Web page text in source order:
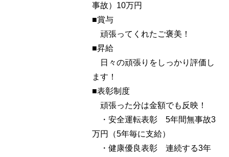
事故）10万円
■賞与
頑張ってくれたご褒美！
■昇給
日々の頑張りをしっかり評価し
ます！
■表彰制度
頑張った分は金額でも反映！
・安全運転表彰 5年間無事故3
万円（5年毎に支給）
・健康優良表彰 連続する3年